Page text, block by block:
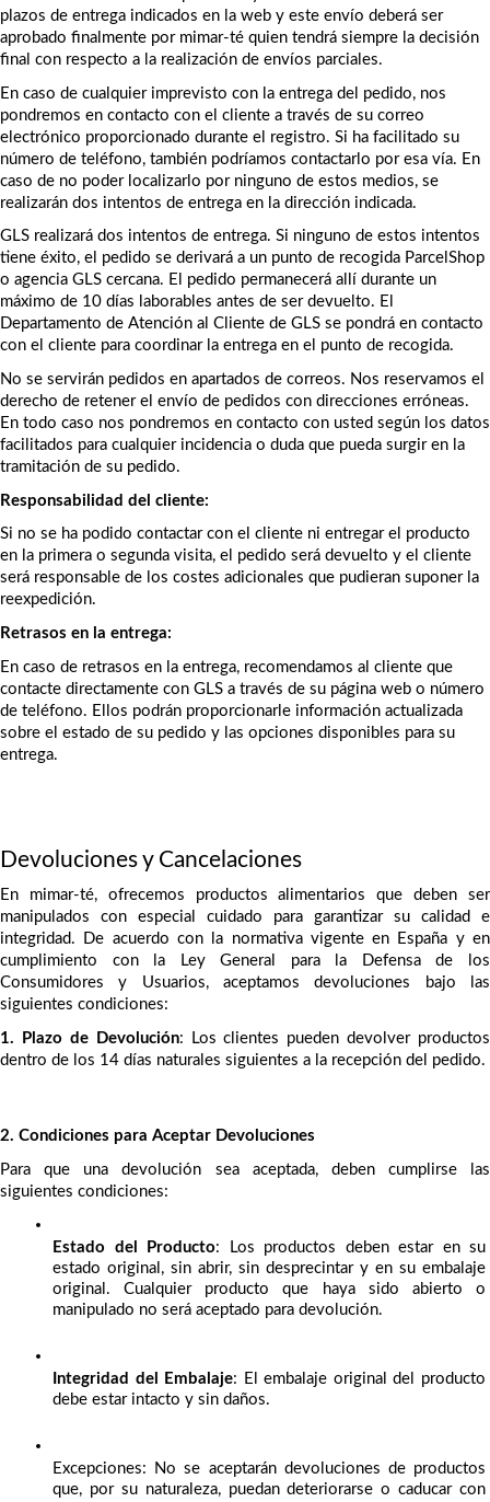
plazos de entrega indicados en la web y este envío deberá ser
aprobado finalmente por mimar-té quien tendrá siempre la decisión
final con respecto a la realización de envíos parciales.
En caso de cualquier imprevisto con la entrega del pedido, nos
pondremos en contacto con el cliente a través de su correo
electrónico proporcionado durante el registro. Si ha facilitado su
número de teléfono, también podríamos contactarlo por esa vía. En
caso de no poder localizarlo por ninguno de estos medios, se
realizarán dos intentos de entrega en la dirección indicada.
GLS realizará dos intentos de entrega. Si ninguno de estos intentos
tiene éxito, el pedido se derivará a un punto de recogida ParcelShop
o agencia GLS cercana. El pedido permanecerá allí durante un
máximo de 10 días laborables antes de ser devuelto. El
Departamento de Atención al Cliente de GLS se pondrá en contacto
con el cliente para coordinar la entrega en el punto de recogida.
No se servirán pedidos en apartados de correos. Nos reservamos el
derecho de retener el envío de pedidos con direcciones erróneas.
En todo caso nos pondremos en contacto con usted según los datos
facilitados para cualquier incidencia o duda que pueda surgir en la
tramitación de su pedido.
Responsabilidad del cliente:
Si no se ha podido contactar con el cliente ni entregar el producto
en la primera o segunda visita, el pedido será devuelto y el cliente
será responsable de los costes adicionales que pudieran suponer la
reexpedición.
Retrasos en la entrega:
En caso de retrasos en la entrega, recomendamos al cliente que
contacte directamente con GLS a través de su página web o número
de teléfono. Ellos podrán proporcionarle información actualizada
sobre el estado de su pedido y las opciones disponibles para su
entrega.
Devoluciones y Cancelaciones
En mimar-té, ofrecemos productos alimentarios que deben ser
manipulados con especial cuidado para garantizar su calidad e
integridad. De acuerdo con la normativa vigente en España y en
cumplimiento con la Ley General para la Defensa de los
Consumidores y Usuarios, aceptamos devoluciones bajo las
siguientes condiciones:
1. Plazo de Devolución: Los clientes pueden devolver productos
dentro de los 14 días naturales siguientes a la recepción del pedido.
2. Condiciones para Aceptar Devoluciones
Para que una devolución sea aceptada, deben cumplirse las
siguientes condiciones:
Estado del Producto: Los productos deben estar en su
estado original, sin abrir, sin desprecintar y en su embalaje
original. Cualquier producto que haya sido abierto o
manipulado no será aceptado para devolución.
Integridad del Embalaje: El embalaje original del producto
debe estar intacto y sin daños.
Excepciones: No se aceptarán devoluciones de productos
que, por su naturaleza, puedan deteriorarse o caducar con